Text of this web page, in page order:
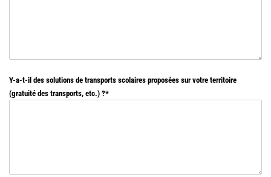
Y-a-t-il des solutions de transports scolaires proposées sur votre territoire
(gratuité des transports, etc.) ?